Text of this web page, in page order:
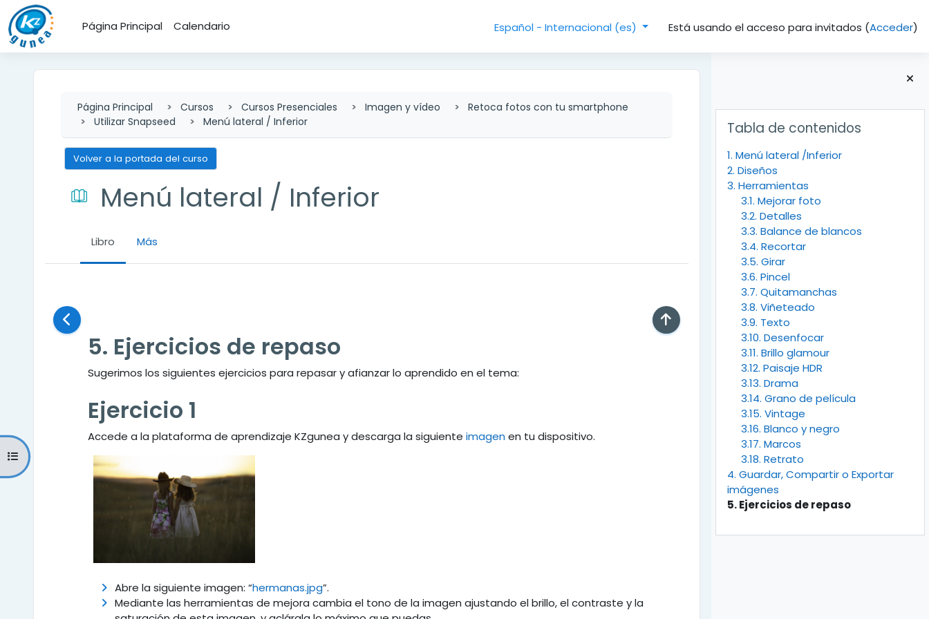
Salta al contenido principal
Página Principal
Calendario Español - Internacional ‎(es)‎ Está usando el acceso para invitados (Acceder)
Bloques
Tabla de contenidos
1. Menú lateral /Inferior
2. Diseños
3. Herramientas
3.1. Mejorar foto
3.2. Detalles
3.3. Balance de blancos
3.4. Recortar
3.5. Girar
3.6. Pincel
3.7. Quitamanchas
3.8. Viñeteado
3.9. Texto
3.10. Desenfocar
3.11. Brillo glamour
3.12. Paisaje HDR
3.13. Drama
3.14. Grano de película
3.15. Vintage
3.16. Blanco y negro
3.17. Marcos
3.18. Retrato
4. Guardar, Compartir o Exportar
imágenes
5. Ejercicios de repaso
Abrir índice del curso
Página Principal Cursos Cursos Presenciales Imagen y vídeo
Retoca fotos con tu smartphone
Utilizar Snapseed
Menú lateral / Inferior
Volver a la portada del curso
Menú lateral / Inferior
Libro Más
5. Ejercicios de repaso
Sugerimos los siguientes ejercicios para repasar y afianzar lo aprendido en el tema:
Ejercicio 1
Accede a la plataforma de aprendizaje KZgunea y descarga la siguienteimagenen tu dispositivo.
Abre la siguiente imagen: “hermanas.jpg”.
Mediante las herramientas de mejora cambia el tono de la imagen ajustando el brillo, el contraste y la